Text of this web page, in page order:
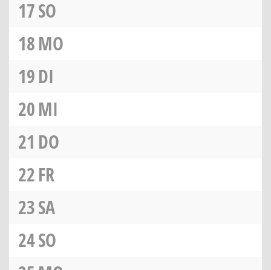
17SO
18MO
19DI
20MI
21 DO
22FR
23SA
24SO